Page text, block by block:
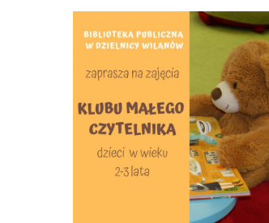
Konieczne
Te pliki cookie
opcjonalne. Są
one potrzebne
funkcjonowania